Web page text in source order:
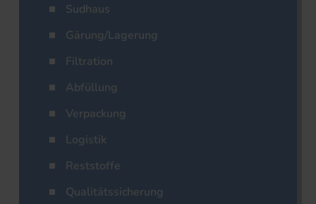
Sudhaus
Gärung/Lagerung
Filtration
Abfüllung
Verpackung
Logistik
Reststoffe
Qualitätssicherung